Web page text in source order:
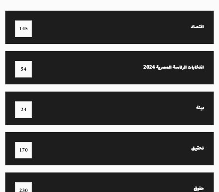
اقتصاد 145
انتخابات الرئاسة المصرية 2024 54
بيئة 24
تحقيق 170
حقوق